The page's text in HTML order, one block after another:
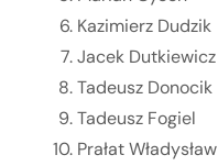
Kazimierz Dudzik
Jacek Dutkiewicz
Tadeusz Donocik
Tadeusz Fogiel
Prałat